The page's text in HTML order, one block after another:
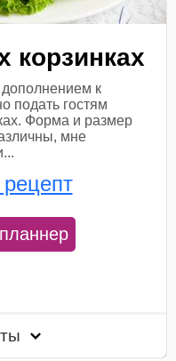
корзинках
к
подать гостям
Форма и размер
мне